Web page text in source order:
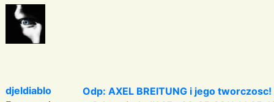
djeldiablo
Odp: AXEL BREITUNG i jego